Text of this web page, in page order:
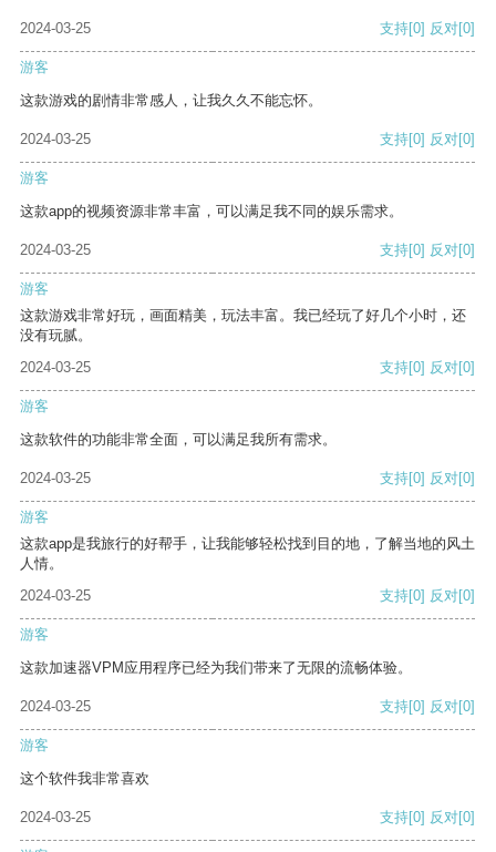
2024-03-25 支持[0] 反对[0]
游客
这款游戏的剧情非常感人，让我久久不能忘怀。
2024-03-25 支持[0] 反对[0]
游客
这款app的视频资源非常丰富，可以满足我不同的娱乐需求。
2024-03-25 支持[0] 反对[0]
游客
这款游戏非常好玩，画面精美，玩法丰富。我已经玩了好几个小时，还
没有玩腻。
2024-03-25
支持[0] 反对[0]
游客
这款软件的功能非常全面，可以满足我所有需求。
2024-03-25 支持[0] 反对[0]
游客
这款app是我旅行的好帮手，让我能够轻松找到目的地，了解当地的风土
人情。
2024-03-25
支持[0] 反对[0]
游客
这款加速器VPM应用程序已经为我们带来了无限的流畅体验。
2024-03-25 支持[0] 反对[0]
游客
这个软件我非常喜欢
2024-03-25 支持[0] 反对[0]